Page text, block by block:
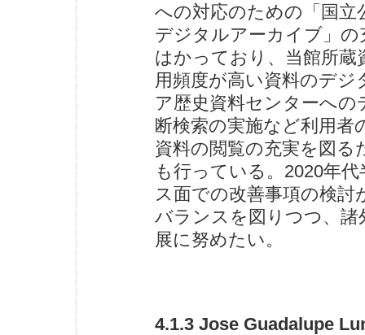
への対応のための「国立
デジタルアーカイブ」の
はかっており、当館所蔵
用頻度が高い資料のデ
ア歴史資料センターへ
断検索の実施など利用
資料の閲覧の充実を図る
も行っている。2020年
ス面での改善事項の検
バランスを図りつつ、
展に努めたい。
4.1.3 Jose Guadalupe